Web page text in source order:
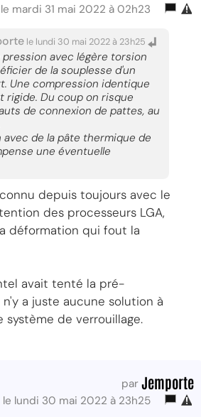
le mardi 31 mai 2022 à 02h23
le lundi 30 mai 2022 à 23h25
pression avec légère torsion
de la souplesse d'un
Une compression identique
rigide. Du coup on risque
de connexion de pattes, au
de la pâte thermique de
une éventuelle
depuis toujours avec le
des processeurs LGA,
déformation qui fout la
avait tenté la pré-
a juste aucune solution à
système de verrouillage.
par Jemporte
le lundi 30 mai 2022 à 23h25